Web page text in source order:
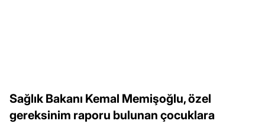
Sağlık Bakanı Kemal Memişoğlu, özel
gereksinim raporu bulunan çocuklara